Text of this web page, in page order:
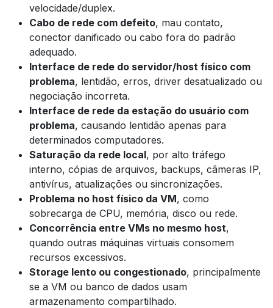
velocidade/duplex.
Cabo de rede com defeito, mau contato,
conector danificado ou cabo fora do padrão
adequado.
Interface de rede do servidor/host físico com
problema, lentidão, erros, driver desatualizado ou
negociação incorreta.
Interface de rede da estação do usuário com
problema, causando lentidão apenas para
determinados computadores.
Saturação da rede local, por alto tráfego
interno, cópias de arquivos, backups, câmeras IP,
antivírus, atualizações ou sincronizações.
Problema no host físico da VM, como
sobrecarga de CPU, memória, disco ou rede.
Concorrência entre VMs no mesmo host,
quando outras máquinas virtuais consomem
recursos excessivos.
Storage lento ou congestionado, principalmente
se a VM ou banco de dados usam
armazenamento compartilhado.